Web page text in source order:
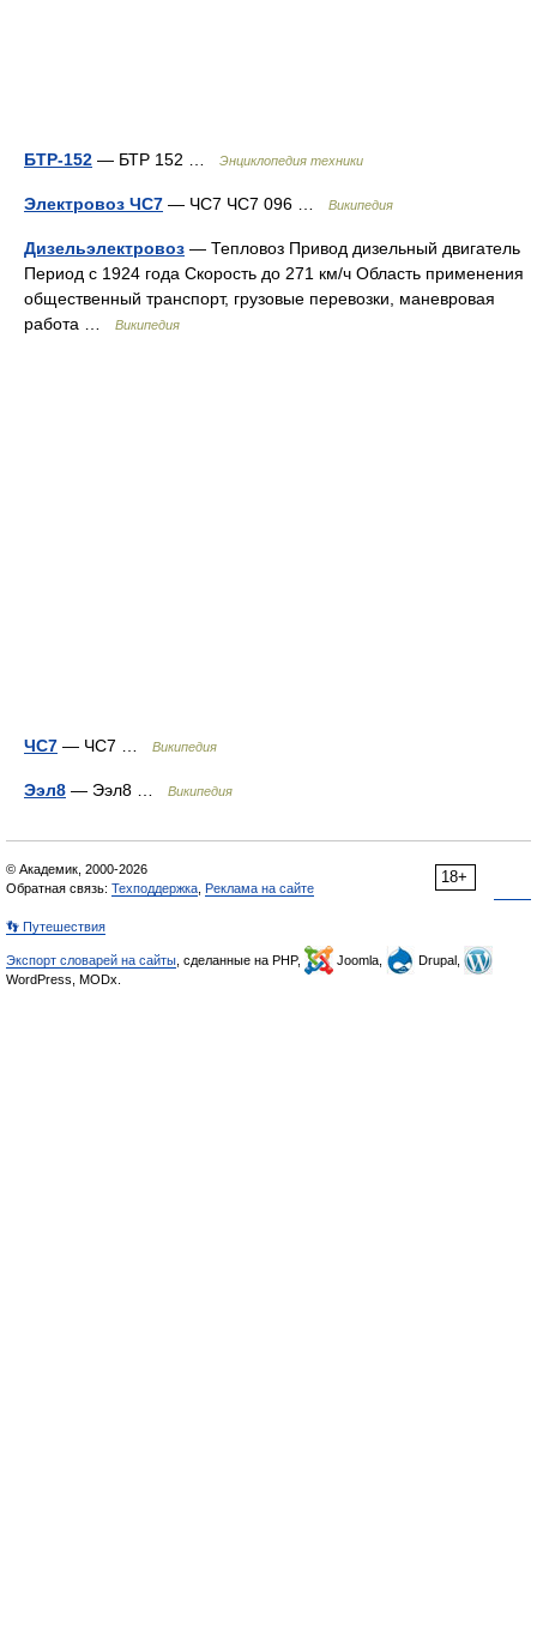
БТР-152 — БТР 152 … Энциклопедия техники
Электровоз ЧС7 — ЧС7 ЧС7 096 … Википедия
Дизельэлектровоз — Тепловоз Привод дизельный двигатель
Период с 1924 года Скорость до 271 км/ч Область применения
общественный транспорт, грузовые перевозки, маневровая
работа …
Википедия
ЧС7 — ЧС7 … Википедия
Ээл8 — Ээл8 … Википедия
18+
© Академик, 2000-2026
Обратная связь: Техподдержка Реклама на сайте
👣 Путешествия
Экспорт словарей на сайты , сделанные на PHP, Joomla,
Drupal,
WordPress, MODx.